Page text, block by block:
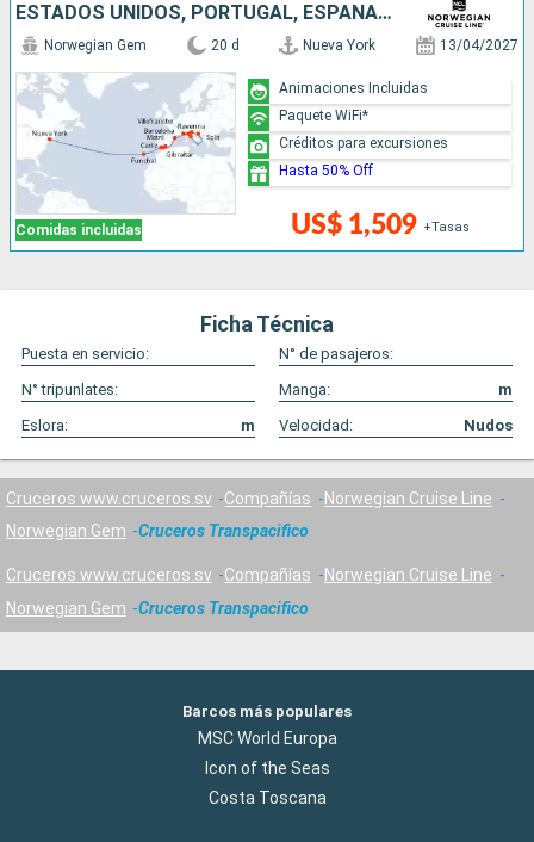
ESTADOS UNIDOS, PORTUGAL, ESPAÑA, FRANCIA, ITALIA, CROACIA
Comidas incluidas
Norwegian Gem 20 d Nueva York 13/04/2027
US$ 1,509 +Tasas
Animaciones Incluidas
Paquete WiFi*
Créditos para excursiones
Hasta 50% Off
Ficha Técnica
Puesta en servicio:
N° de pasajeros:
N° tripunlates:
Manga:
m
Eslora:
m Velocidad: Nudos
Cruceros www.cruceros.sv Compañías
Norwegian Cruise Line
Norwegian Gem
Cruceros Transpacifico
Cruceros www.cruceros.sv Compañías
Norwegian Cruise Line
Norwegian Gem
Cruceros Transpacifico
Barcos más populares
MSC World Europa
Icon of the Seas
Costa Toscana